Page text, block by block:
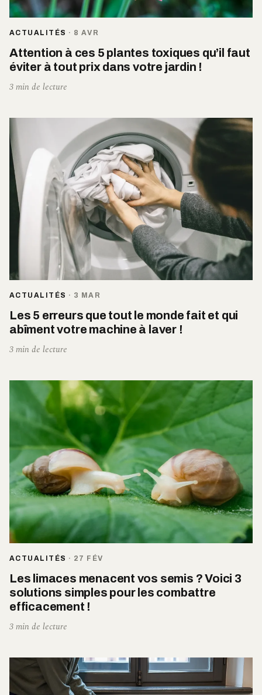
ACTUALITÉS · 8 AVR
Attention à ces 5 plantes toxiques qu’il faut
éviter à tout prix dans votre jardin !
3 min de lecture
ACTUALITÉS · 3 MAR
Les 5 erreurs que tout le monde fait et qui
abîment votre machine à laver !
3 min de lecture
ACTUALITÉS · 27 FÉV
Les limaces menacent vos semis ? Voici 3
solutions simples pour les combattre
efficacement !
3 min de lecture